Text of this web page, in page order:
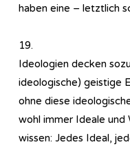
haben eine – letztlich
19.
Ideologien decken
ideologische) geistige
ohne diese
wohl immer Ideale und
wissen: Jedes Ideal,